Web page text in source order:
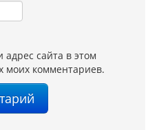
сайта в этом
моих комментариев.